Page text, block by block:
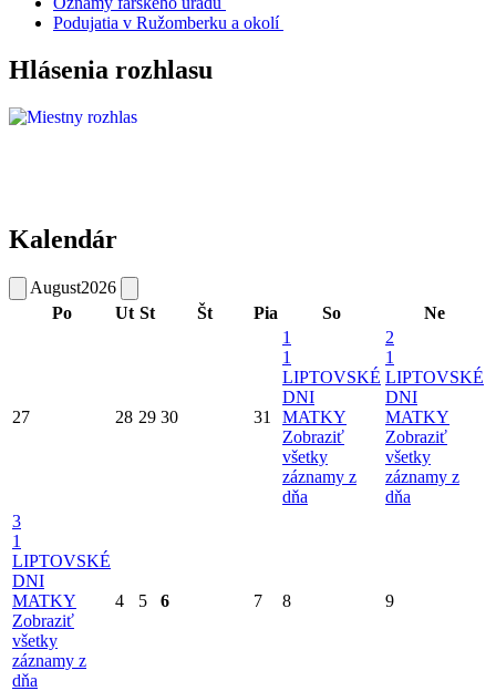
Podujatia v Ružomberku a okolí
Hlásenia rozhlasu
Kalendár
August2026
Po
Ut St Št Pia So Ne
27 28 29 30 31
1
1
LIPTOVSKÉ
DNI
MATKY
Zobraziť
všetky
záznamy z
dňa
2
1
LIPTOVSKÉ
DNI
MATKY
Zobraziť
všetky
záznamy z
dňa
3
1
LIPTOVSKÉ
DNI
MATKY
Zobraziť
všetky
záznamy z
dňa
4 5 6 7 8 9